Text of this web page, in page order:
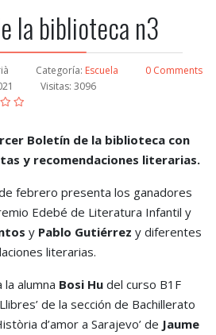
la biblioteca n3
Categoría: Escuela
0 Comments
Visitas: 3096
Boletín de la biblioteca con
y recomendaciones literarias.
febrero presenta los ganadores
Edebé de Literatura Infantil y
y Pablo Gutiérrez y diferentes
literarias.
alumna Bosi Hu del curso B1F
de la sección de Bachillerato
d’amor a Sarajevo’ de Jaume